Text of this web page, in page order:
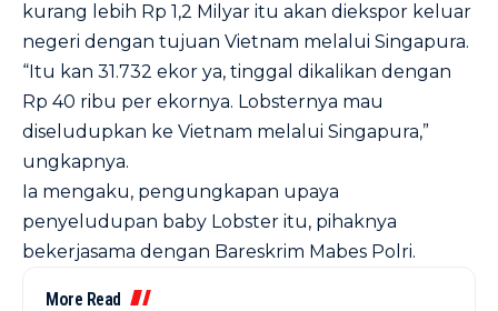
kurang lebih Rp 1,2 Milyar itu akan diekspor keluar
negeri dengan tujuan Vietnam melalui Singapura.
“Itu kan 31.732 ekor ya, tinggal dikalikan dengan
Rp 40 ribu per ekornya. Lobsternya mau
diseludupkan ke Vietnam melalui Singapura,”
ungkapnya.
Ia mengaku, pengungkapan upaya
penyeludupan baby Lobster itu, pihaknya
bekerjasama dengan Bareskrim Mabes Polri.
More Read